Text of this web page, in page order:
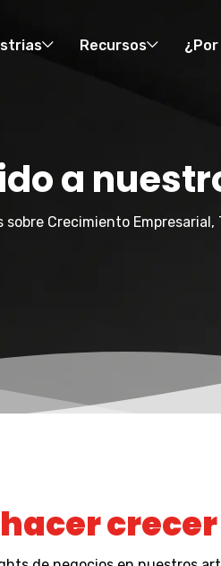
Recursos ¿Por
a
Crecimiento
hacer crecer